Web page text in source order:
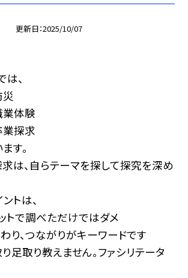
更新日 2025/10/07
、
体験
探求
す。
は、自らテーマを探して探究を深め
トは、
トで調べただけではダメ
り、つながりがキーワードです
足取り教えません。ファシリテータ